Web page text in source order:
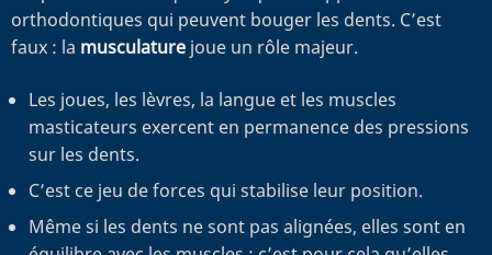
orthodontiques qui peuvent bouger les dents. C’est
faux : la musculature joue un rôle majeur.
Les joues, les lèvres, la langue et les muscles
masticateurs exercent en permanence des pressions
sur les dents.
C’est ce jeu de forces qui stabilise leur position.
Même si les dents ne sont pas alignées, elles sont en